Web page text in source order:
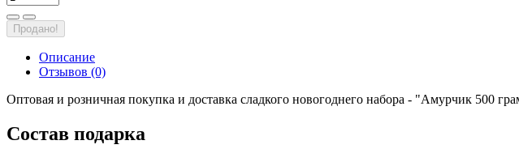
Продано!
Описание
Отзывов (0)
Оптовая и розничная покупка и доставка сладкого новогоднего набора - "Амурчик 500
Состав подарка